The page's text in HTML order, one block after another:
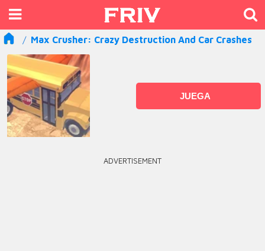
Max Crusher: Crazy Destruction And Car Crashes
JUEGA
ADVERTISEMENT